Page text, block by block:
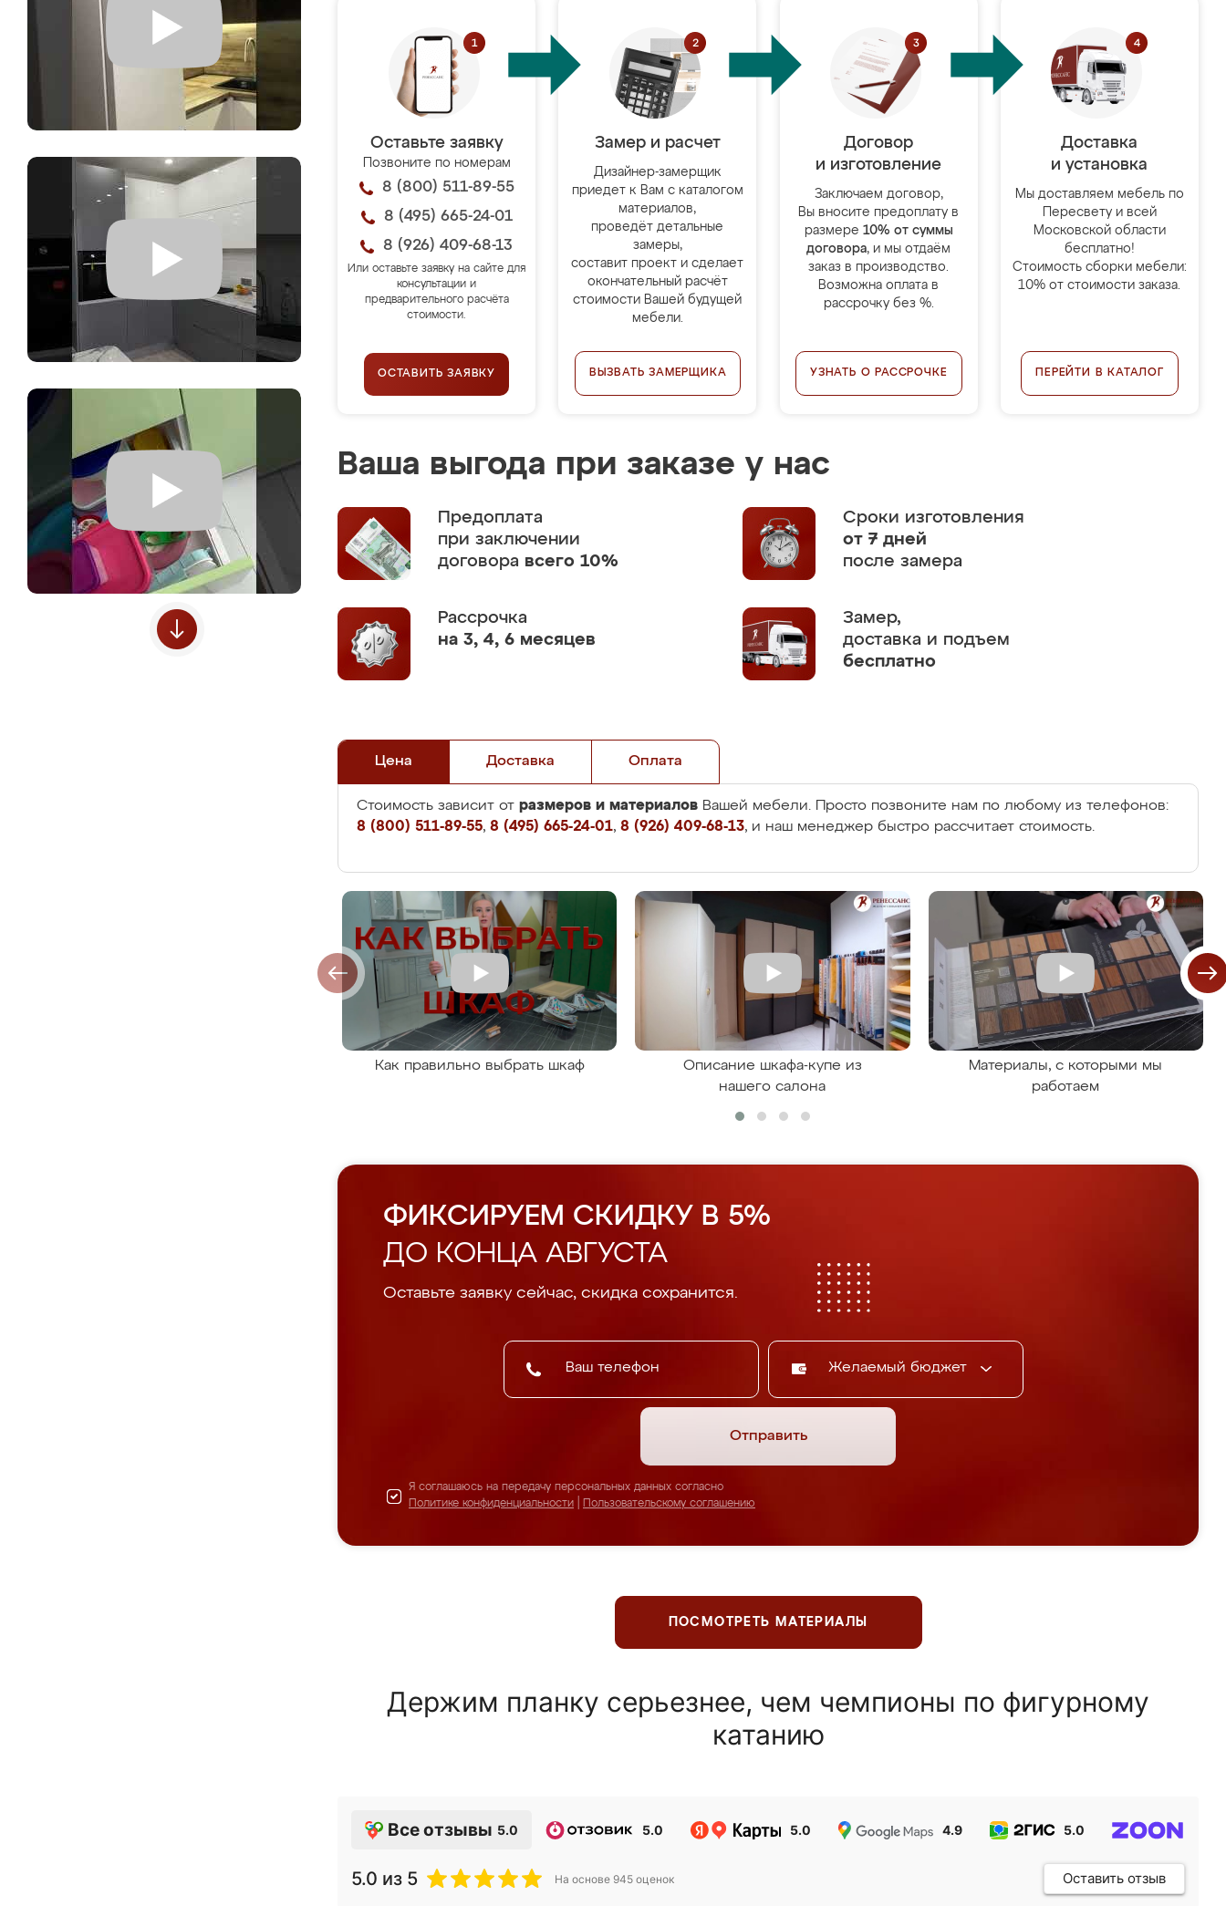
Оставьте заявку
Позвоните по номерам
8 (800) 511-89-55
8 (495) 665-24-01
8 (926) 409-68-13
Или оставьте заявку на сайте для
консультации и
предварительного расчёта
стоимости.
ОСТАВИТЬ ЗАЯВКУ
Замер и расчет
Дизайнер-замерщик
приедет к Вам с каталогом
материалов,
проведёт детальные
замеры,
составит проект и сделает
окончательный расчёт
стоимости Вашей будущей
мебели.
ВЫЗВАТЬ ЗАМЕРЩИКА
Договор
и изготовление
Заключаем договор,
Вы вносите предоплату в
размере 10% от суммы
договора, и мы отдаём
заказ в производство.
Возможна оплата в
рассрочку без %.
УЗНАТЬ О РАССРОЧКЕ
Доставка
и установка
Мы доставляем мебель по
Пересвету и всей
Московской области
бесплатно!
Стоимость сборки мебели:
10% от стоимости заказа.
ПЕРЕЙТИ В КАТАЛОГ
Ваша выгода при заказе у нас
Предоплата
при заключении
договора всего 10%
Сроки изготовления
от 7 дней
после замера
Рассрочка
на 3, 4, 6 месяцев
Замер,
доставка и подъем
бесплатно
Цена Доставка Оплата
Стоимость зависит от размеров и материалов Вашей мебели. Просто позвоните нам по любому из телефонов:
8 (800) 511-89-55, 8 (495) 665-24-01, 8 (926) 409-68-13, и наш менеджер быстро рассчитает стоимость.
Как правильно выбрать шкаф
Описание шкафа-купе из
нашего салона
Материалы, с которыми мы
работаем
ФИКСИРУЕМ СКИДКУ В 5%
ДО КОНЦА АВГУСТА
Оставьте заявку сейчас, скидка сохранится.
Желаемый бюджет
Отправить
Я соглашаюсь на передачу персональных данных согласно
Политике конфиденциальности
Пользовательскому соглашению
ПОСМОТРЕТЬ МАТЕРИАЛЫ
Держим планку серьезнее, чем чемпионы по фигурному
катанию
Все отзывы 5.0 5.0 5.0 4.9 5.0
5.0 из 5 На основе 945 оценок Оставить отзыв